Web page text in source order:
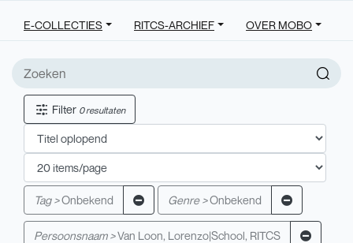
E-COLLECTIES RITCS-ARCHIEF OVER MOBO
Filter 0 resultaten
Tag >Onbekend Genre >Onbekend
Persoonsnaam >Van Loon, Lorenzo|School, RITCS